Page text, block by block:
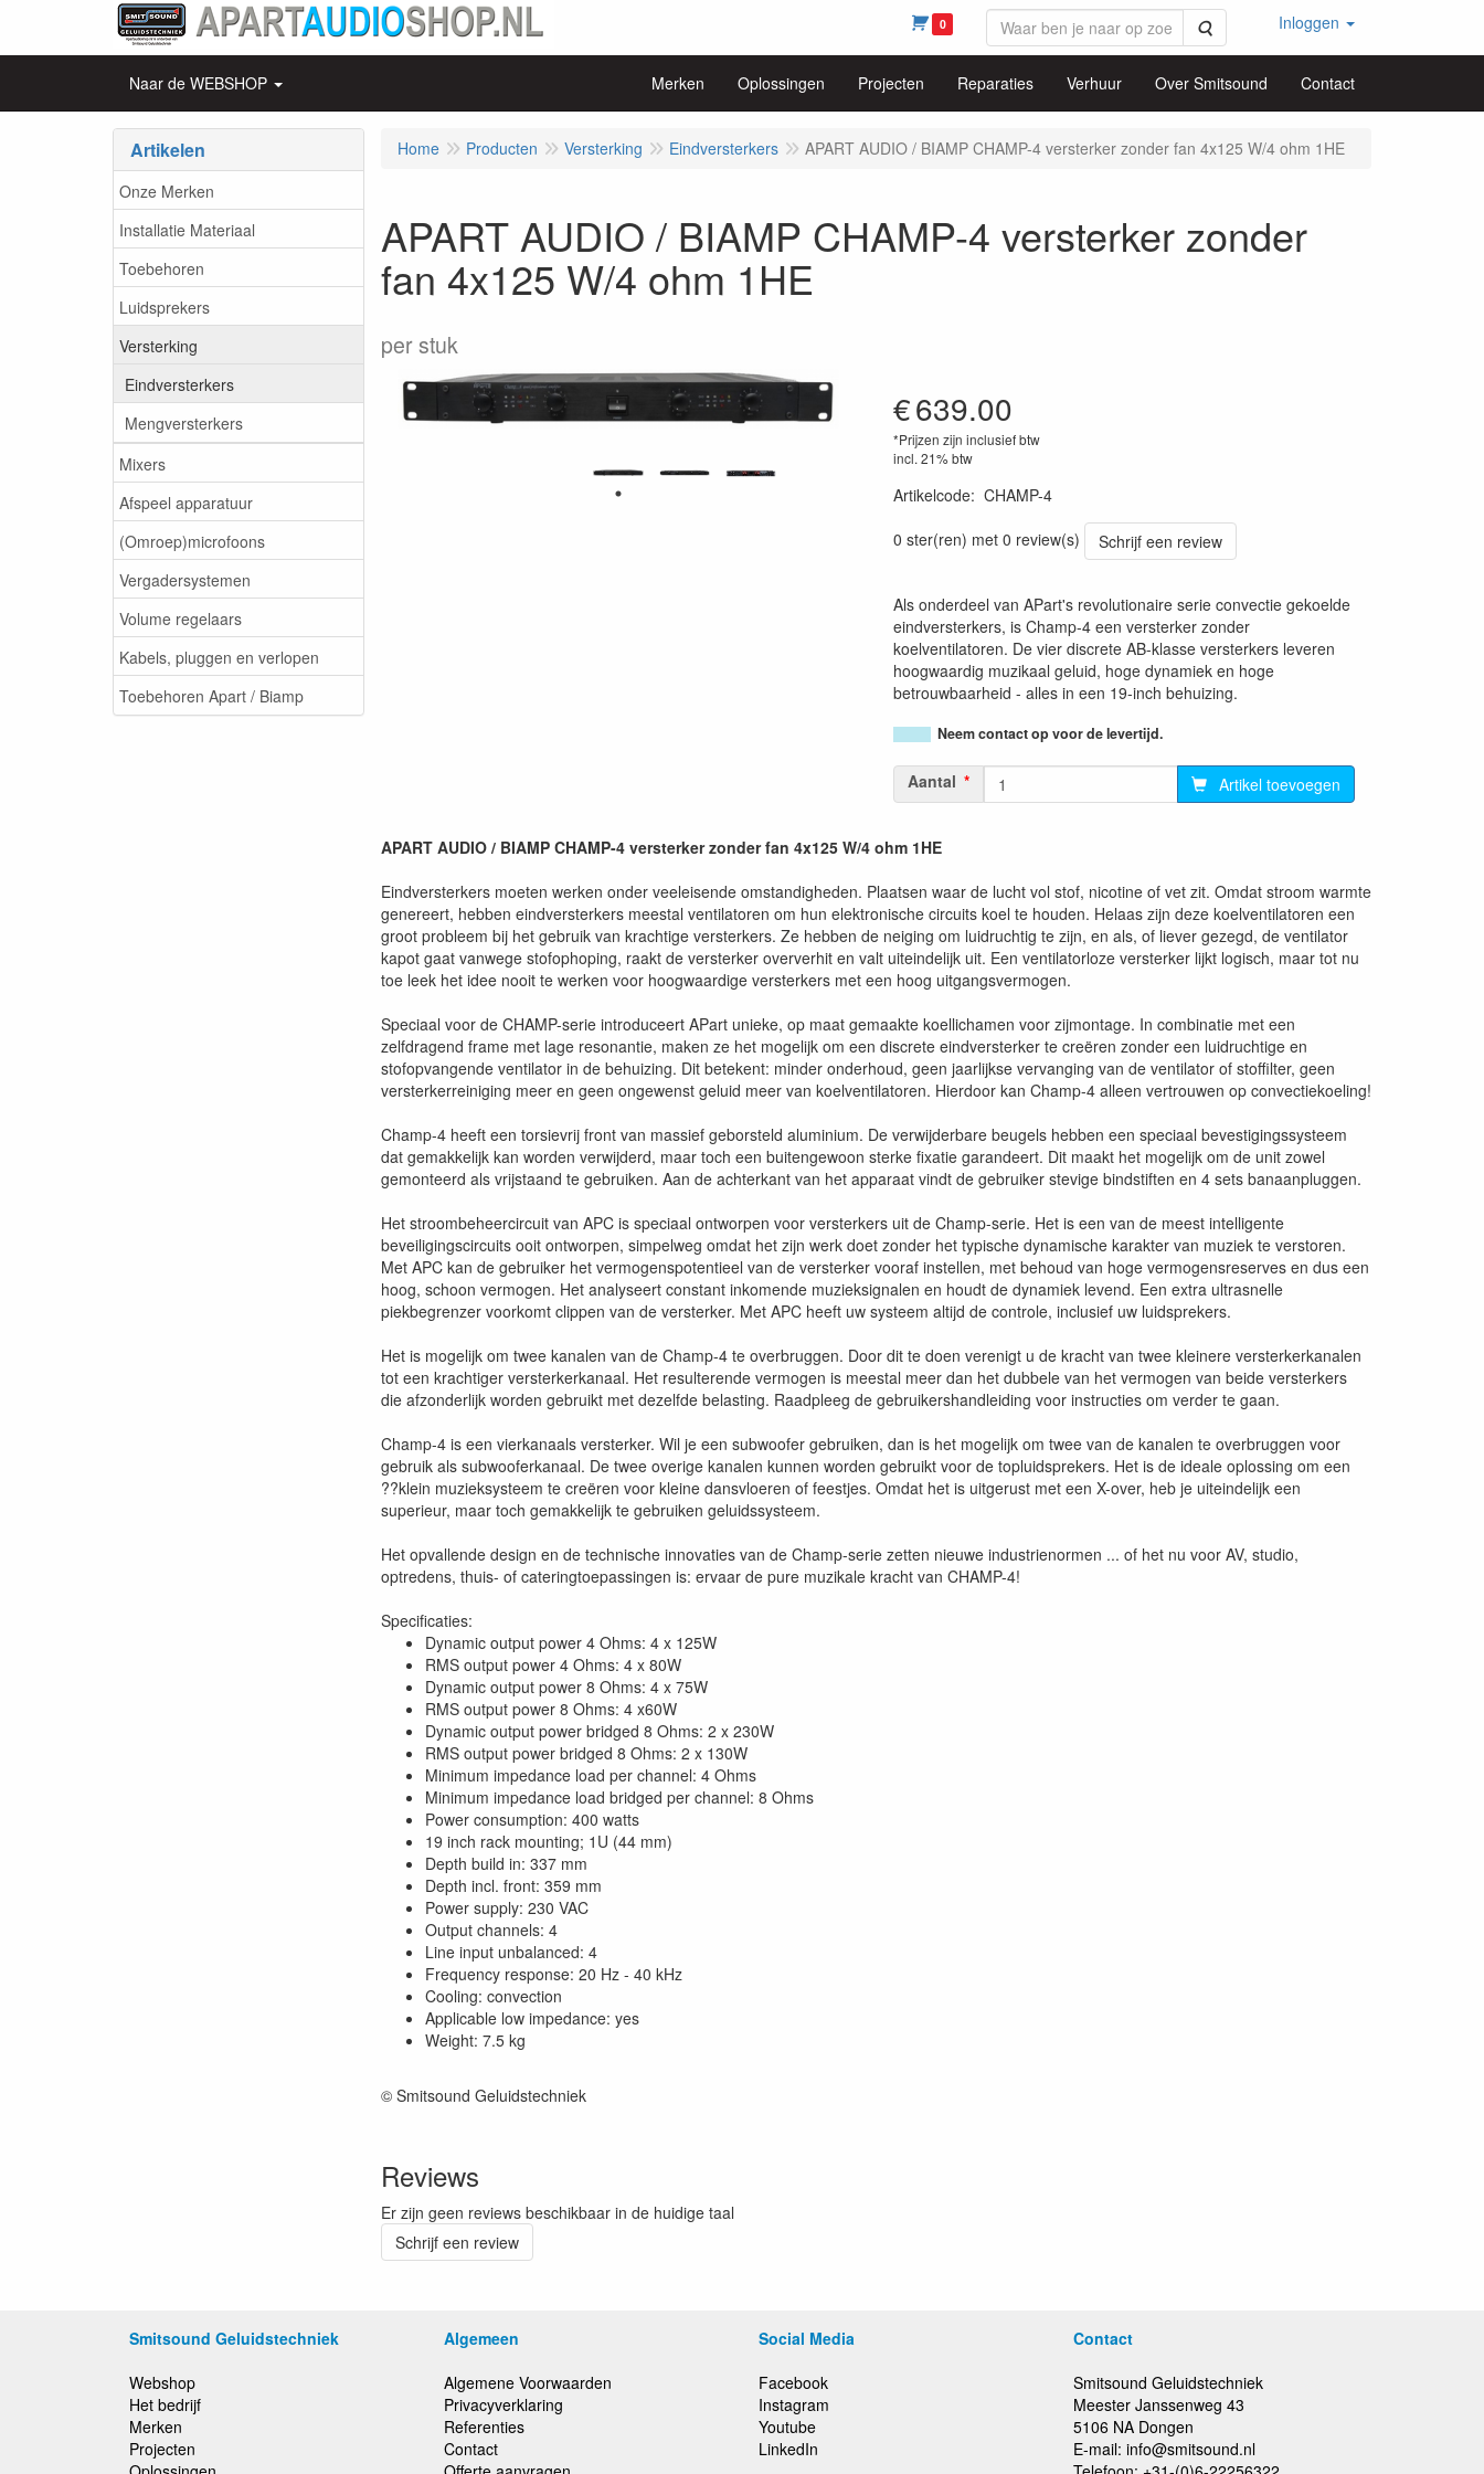
0 Zoeken Inloggen
Naar de WEBSHOP Merken Oplossingen Projecten Reparaties Verhuur Over Smitsound Contact
Artikelen
Onze Merken
Installatie Materiaal
Toebehoren
Luidsprekers
Versterking
Eindversterkers
Mengversterkers
Mixers
Afspeel apparatuur
(Omroep)microfoons
Vergadersystemen
Volume regelaars
Kabels, pluggen en verlopen
Toebehoren Apart / Biamp
Home Producten Versterking Eindversterkers APART AUDIO / BIAMP CHAMP-4 versterker zonder fan 4x125 W/4 ohm 1HE
APART AUDIO / BIAMP CHAMP-4 versterker zonder
fan 4x125 W/4 ohm 1HE
per stuk
€639.00
*Prijzen zijn inclusief btw
incl. 21% btw
Artikelcode: CHAMP-4
0 ster(ren) met 0 review(s)
Schrijf een review
Als onderdeel van APart's revolutionaire serie convectie gekoelde
eindversterkers, is Champ-4 een versterker zonder
koelventilatoren. De vier discrete AB-klasse versterkers leveren
hoogwaardig muzikaal geluid, hoge dynamiek en hoge
betrouwbaarheid - alles in een 19-inch behuizing.
Neem contact op voor de levertijd.
Aantal Artikel toevoegen
APART AUDIO / BIAMP CHAMP-4 versterker zonder fan 4x125 W/4 ohm 1HE
Eindversterkers moeten werken onder veeleisende omstandigheden. Plaatsen waar de lucht vol stof, nicotine of vet zit. Omdat stroom warmte
genereert, hebben eindversterkers meestal ventilatoren om hun elektronische circuits koel te houden. Helaas zijn deze koelventilatoren een
groot probleem bij het gebruik van krachtige versterkers. Ze hebben de neiging om luidruchtig te zijn, en als, of liever gezegd, de ventilator
kapot gaat vanwege stofophoping, raakt de versterker oververhit en valt uiteindelijk uit. Een ventilatorloze versterker lijkt logisch, maar tot nu
toe leek het idee nooit te werken voor hoogwaardige versterkers met een hoog uitgangsvermogen.
Speciaal voor de CHAMP-serie introduceert APart unieke, op maat gemaakte koellichamen voor zijmontage. In combinatie met een
zelfdragend frame met lage resonantie, maken ze het mogelijk om een discrete eindversterker te creëren zonder een luidruchtige en
stofopvangende ventilator in de behuizing. Dit betekent: minder onderhoud, geen jaarlijkse vervanging van de ventilator of stoffilter, geen
versterkerreiniging meer en geen ongewenst geluid meer van koelventilatoren. Hierdoor kan Champ-4 alleen vertrouwen op convectiekoeling!
Champ-4 heeft een torsievrij front van massief geborsteld aluminium. De verwijderbare beugels hebben een speciaal bevestigingssysteem
dat gemakkelijk kan worden verwijderd, maar toch een buitengewoon sterke fixatie garandeert. Dit maakt het mogelijk om de unit zowel
gemonteerd als vrijstaand te gebruiken. Aan de achterkant van het apparaat vindt de gebruiker stevige bindstiften en 4 sets banaanpluggen.
Het stroombeheercircuit van APC is speciaal ontworpen voor versterkers uit de Champ-serie. Het is een van de meest intelligente
beveiligingscircuits ooit ontworpen, simpelweg omdat het zijn werk doet zonder het typische dynamische karakter van muziek te verstoren.
Met APC kan de gebruiker het vermogenspotentieel van de versterker vooraf instellen, met behoud van hoge vermogensreserves en dus een
hoog, schoon vermogen. Het analyseert constant inkomende muzieksignalen en houdt de dynamiek levend. Een extra ultrasnelle
piekbegrenzer voorkomt clippen van de versterker. Met APC heeft uw systeem altijd de controle, inclusief uw luidsprekers.
Het is mogelijk om twee kanalen van de Champ-4 te overbruggen. Door dit te doen verenigt u de kracht van twee kleinere versterkerkanalen
tot een krachtiger versterkerkanaal. Het resulterende vermogen is meestal meer dan het dubbele van het vermogen van beide versterkers
die afzonderlijk worden gebruikt met dezelfde belasting. Raadpleeg de gebruikershandleiding voor instructies om verder te gaan.
Champ-4 is een vierkanaals versterker. Wil je een subwoofer gebruiken, dan is het mogelijk om twee van de kanalen te overbruggen voor
gebruik als subwooferkanaal. De twee overige kanalen kunnen worden gebruikt voor de topluidsprekers. Het is de ideale oplossing om een
??klein muzieksysteem te creëren voor kleine dansvloeren of feestjes. Omdat het is uitgerust met een X-over, heb je uiteindelijk een
superieur, maar toch gemakkelijk te gebruiken geluidssysteem.
Het opvallende design en de technische innovaties van de Champ-serie zetten nieuwe industrienormen ... of het nu voor AV, studio,
optredens, thuis- of cateringtoepassingen is: ervaar de pure muzikale kracht van CHAMP-4!
Specificaties:
Dynamic output power 4 Ohms: 4 x 125W
RMS output power 4 Ohms: 4 x 80W
Dynamic output power 8 Ohms: 4 x 75W
RMS output power 8 Ohms: 4 x60W
Dynamic output power bridged 8 Ohms: 2 x 230W
RMS output power bridged 8 Ohms: 2 x 130W
Minimum impedance load per channel: 4 Ohms
Minimum impedance load bridged per channel: 8 Ohms
Power consumption: 400 watts
19 inch rack mounting; 1U (44 mm)
Depth build in: 337 mm
Depth incl. front: 359 mm
Power supply: 230 VAC
Output channels: 4
Line input unbalanced: 4
Frequency response: 20 Hz - 40 kHz
Cooling: convection
Applicable low impedance: yes
Weight: 7.5 kg
© Smitsound Geluidstechniek
Reviews
Er zijn geen reviews beschikbaar in de huidige taal
Schrijf een review
Smitsound Geluidstechniek
Webshop
Het bedrijf
Merken
Projecten
Algemeen
Algemene Voorwaarden
Privacyverklaring
Referenties
Contact
Social Media
Facebook
Instagram
Youtube
LinkedIn
Contact
Smitsound Geluidstechniek
Meester Janssenweg 43
5106 NA Dongen
E-mail: info@smitsound.nl